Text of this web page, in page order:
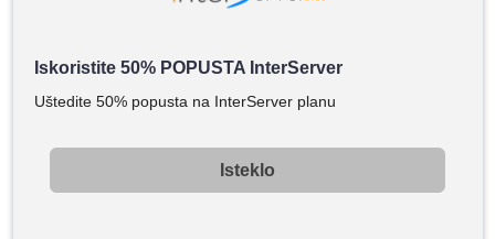
Iskoristite 50% POPUSTA InterServer
Uštedite 50% popusta na InterServer planu
Isteklo